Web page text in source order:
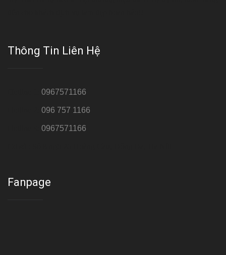
Thông Tin Liên Hệ
0967571166
096 757 1166
0967571166
Fanpage